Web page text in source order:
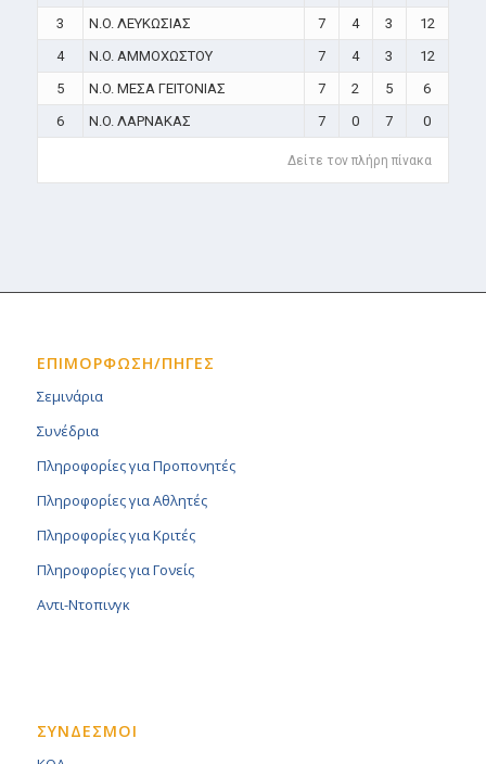
3
N.O. ΛΕΥΚΩΣΙΑΣ 7 4 3
12
4
N.O. ΑΜΜΟΧΩΣΤΟΥ 7 4 3
12
5
N.O. ΜΕΣΑ ΓΕΙΤΟΝΙΑΣ 7 2 5
6
6
N.O. ΛΑΡΝΑΚΑΣ 7 0 7 0
Δείτε τον πλήρη πίνακα
ΕΠΙΜΟΡΦΩΣΗ/ΠΗΓΕΣ
Σεμινάρια
Συνέδρια
Πληροφορίες για Προπονητές
Πληροφορίες για Αθλητές
Πληροφορίες για Κριτές
Πληροφορίες για Γονείς
Αντι-Ντοπινγκ
ΣΥΝΔΕΣΜΟΙ